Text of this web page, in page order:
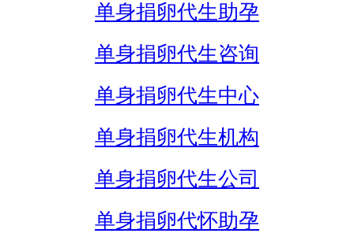
单身捐卵代生助孕
单身捐卵代生咨询
单身捐卵代生中心
单身捐卵代生机构
单身捐卵代生公司
单身捐卵代怀助孕